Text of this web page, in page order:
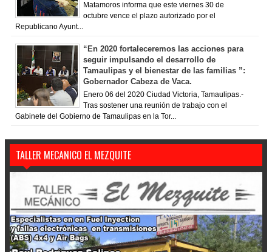
Matamoros informa que este viernes 30 de
octubre vence el plazo autorizado por el
Republicano Ayunt...
“En 2020 fortaleceremos las acciones para
seguir impulsando el desarrollo de
Tamaulipas y el bienestar de las familias ”:
Gobernador Cabeza de Vaca.
Enero 06 del 2020 Ciudad Victoria, Tamaulipas.-
Tras sostener una reunión de trabajo con el
Gabinete del Gobierno de Tamaulipas en la Tor...
TALLER MECANICO EL MEZQUITE